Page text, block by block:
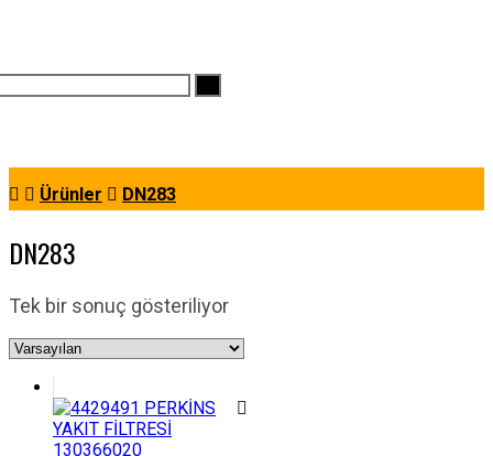
Ürünler DN283
DN283
Tek bir sonuç gösteriliyor